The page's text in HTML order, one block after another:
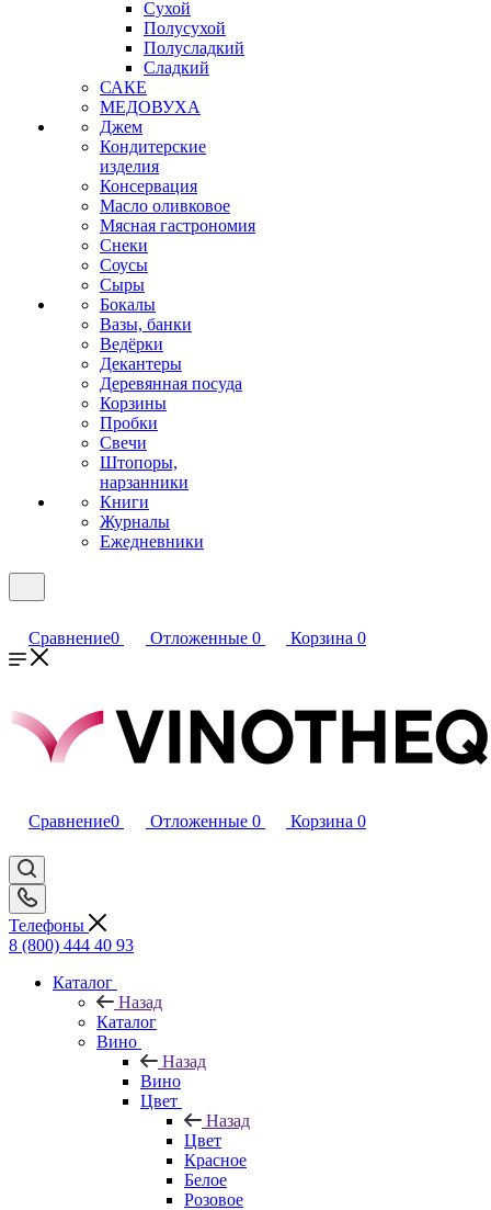
Сухой
Полусухой
Полусладкий
Сладкий
САКЕ
МЕДОВУХА
Джем
Кондитерские
изделия
Консервация
Масло оливковое
Мясная гастрономия
Снеки
Соусы
Сыры
Бокалы
Вазы, банки
Ведёрки
Декантеры
Деревянная посуда
Корзины
Пробки
Свечи
Штопоры,
нарзанники
Книги
Журналы
Ежедневники
Сравнение0 Отложенные 0 Корзина 0
Сравнение0 Отложенные 0 Корзина 0
Телефоны
8 (800) 444 40 93
Каталог
Назад
Каталог
Вино
Назад
Вино
Цвет
Назад
Цвет
Красное
Белое
Розовое